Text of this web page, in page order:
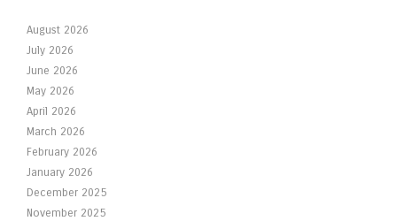
August 2026
July 2026
June 2026
May 2026
April 2026
March 2026
February 2026
January 2026
December 2025
November 2025